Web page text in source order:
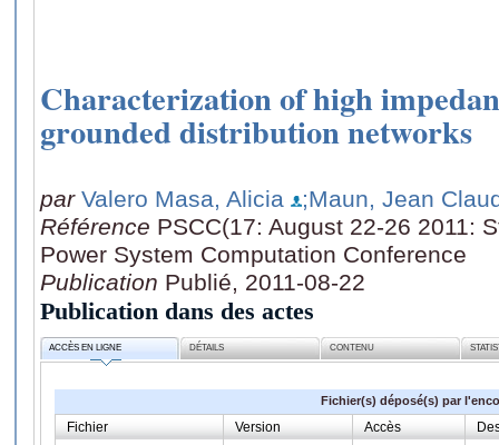
Characterization of high
grounded distribution networks
par Valero Masa, Alicia
;Maun, Jean
Référence PSCC(17: August 22-26 2011:
Power System Computation Conference
Publication Publié, 2011-08-22
Publication dans des actes
ACCÈS EN LIGNE DÉTAILS CONTENU
Fichier(s) déposé(s) par
Fichier Version Accès